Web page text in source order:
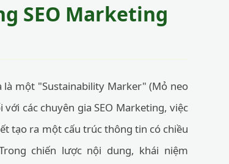
SEO Marketing
một "Sustainability Marker" (Mỏ neo
các chuyên gia SEO Marketing, việc
tạo ra một cấu trúc thông tin có chiều
chiến lược nội dung, khái niệm